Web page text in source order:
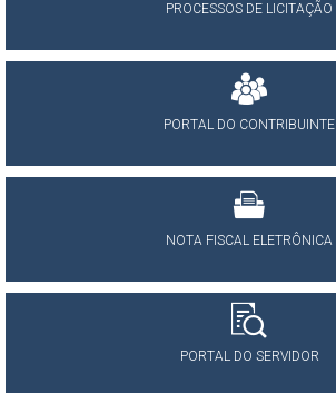
PROCESSOS DE LICITAÇÃO
PORTAL DO CONTRIBUINTE
NOTA FISCAL ELETRÔNICA
PORTAL DO SERVIDOR